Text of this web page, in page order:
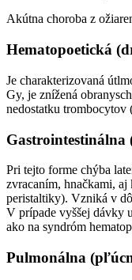
Akútna choroba z
Hematopoetická
Je charakterizovaná
Gy, je znížená
nedostatku trombocytov
Gastrointestinálna
Pri tejto forme chýba
zvracaním, hnačkami,
peristaltiky). Vzniká v
V prípade vyššej dávky
ako na syndróm
Pulmonálna